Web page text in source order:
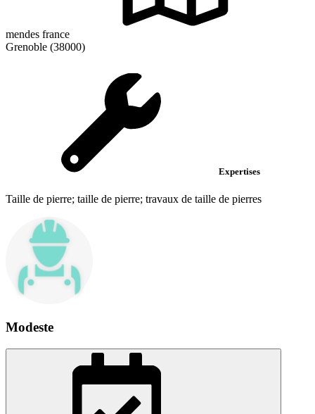
mendes france
Grenoble (38000)
Expertises
Taille de pierre; taille de pierre; travaux de taille de pierres
Modeste